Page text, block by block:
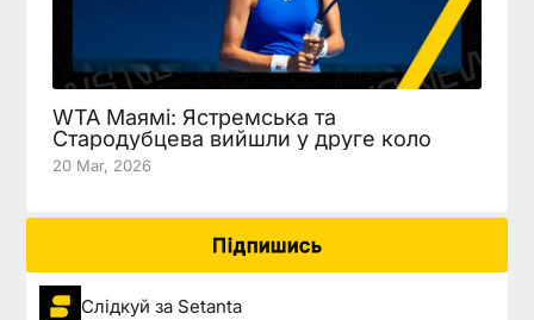
WTA Маямі: Ястремська та
Стародубцева вийшли у друге коло
20 Mar, 2026
Підпишись
Слідкуй за Setanta